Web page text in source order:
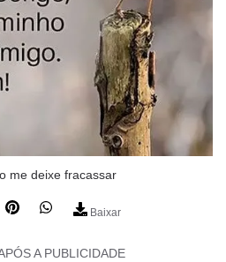
me deixe fracassar
Baixar
A PUBLICIDADE